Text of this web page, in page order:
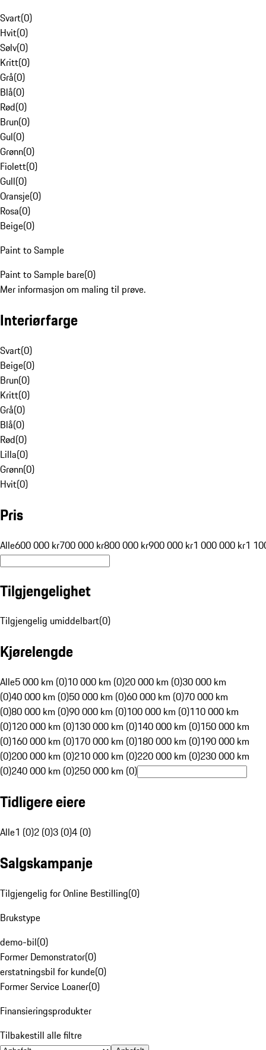
Svart(0)
Hvit(0)
Sølv(0)
Kritt(0)
Grå(0)
Blå(0)
Rød(0)
Brun(0)
Gul(0)
Grønn(0)
Fiolett(0)
Gull(0)
Oransje(0)
Rosa(0)
Beige(0)
Paint to Sample
Paint to Sample bare(0)
Mer informasjon om maling til prøve.
Interiørfarge
Svart(0)
Beige(0)
Brun(0)
Kritt(0)
Grå(0)
Blå(0)
Rød(0)
Lilla(0)
Grønn(0)
Hvit(0)
Pris
Alle600 000 kr700 000 kr800 000 kr900 000 kr1 000 000 kr1
Tilgjengelighet
Tilgjengelig umiddelbart(0)
Kjørelengde
Alle5 000 km (0)10 000 km (0)20 000 km (0)30 000 km
(0)40 000 km (0)50 000 km (0)60 000 km (0)70 000 km
(0)80 000 km (0)90 000 km (0)100 000 km (0)110 000 km
(0)120 000 km (0)130 000 km (0)140 000 km (0)150 000 km
(0)160 000 km (0)170 000 km (0)180 000 km (0)190 000 km
(0)200 000 km (0)210 000 km (0)220 000 km (0)230 000 km
(0)240 000 km (0)250 000 km (0)
Tidligere eiere
Alle1 (0)2 (0)3 (0)4 (0)
Salgskampanje
Tilgjengelig for Online Bestilling(0)
Brukstype
demo-bil(0)
Former Demonstrator(0)
erstatningsbil for kunde(0)
Former Service Loaner(0)
Finansieringsprodukter
Tilbakestill alle filtre